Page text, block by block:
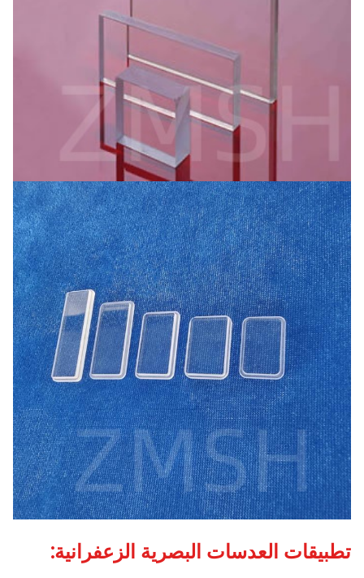
تطبيقات العدسات البصرية الزعفرانية: